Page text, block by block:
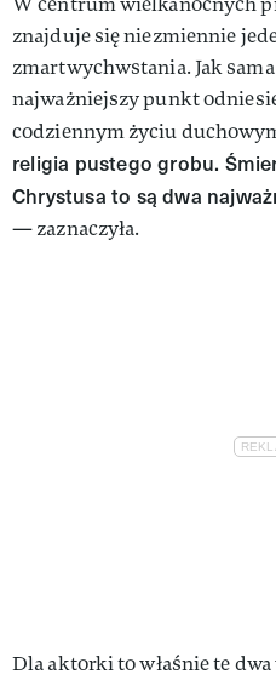
znajduje się niezmiennie
zmartwychwstania. Jak
najważniejszy punkt
codziennym życiu
religia pustego grobu.
Chrystusa to są dwa
— zaznaczyła.
Dla aktorki to właśnie te